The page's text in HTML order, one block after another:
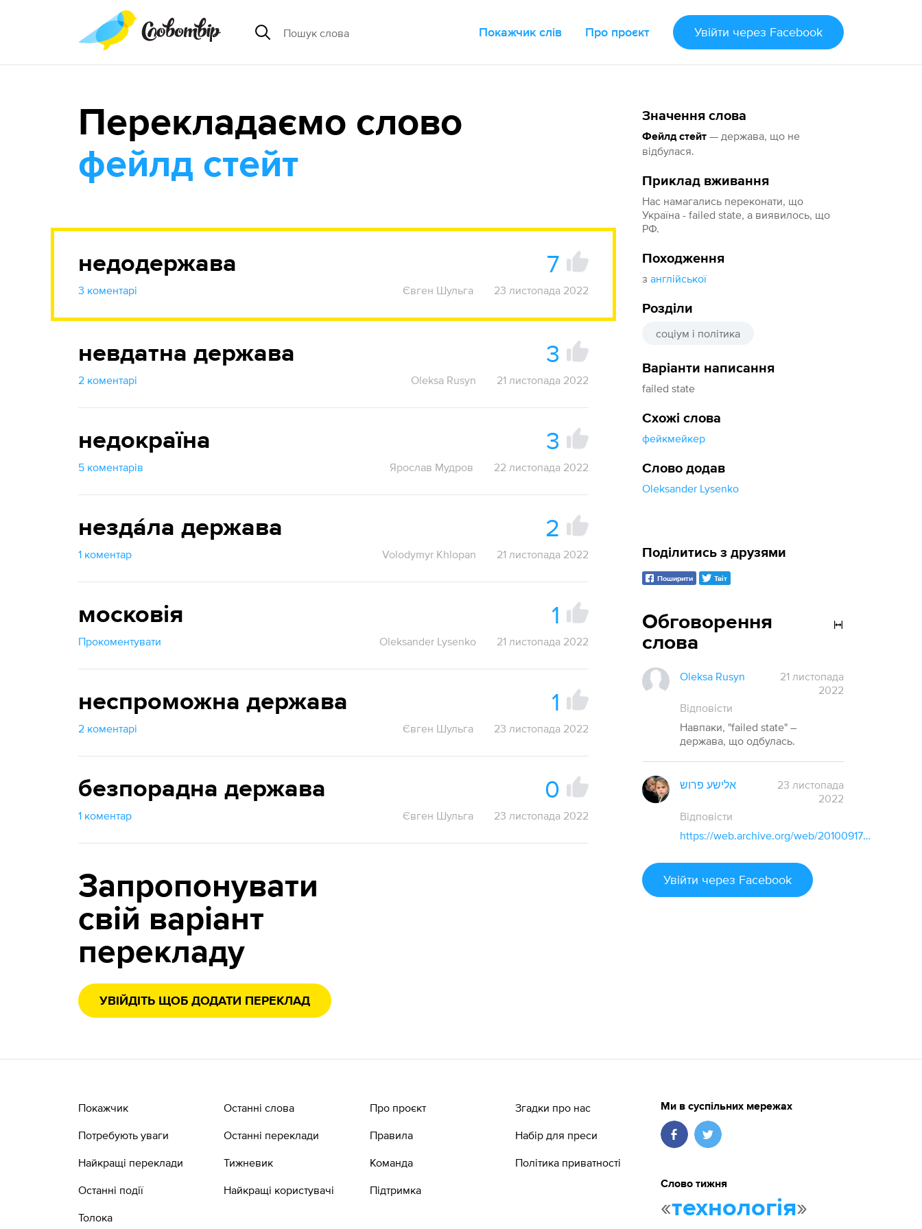
Покажчик слів Про проєкт Увійти через Facebook
Значення слова
Фейлд стейт — держава, що не
відбулася.
Приклад вживання
Нас намагались переконати, що
Україна - failed state, а виявилось, що
РФ.
Походження
занглійської
Розділи
соціум і політика
Варіанти написання
failed state
Схожі слова
фейкмейкер
Слово додав
Oleksander Lysenko
Перекладаємо слово
фейлд стейт
недодержава 7
3 коментарі Євген Шульга 23 листопада 2022
невдатна держава 3
2 коментарі Oleksa Rusyn 21 листопада 2022
недокраїна 3
5 коментарів Ярослав Мудров 22 листопада 2022
незда́ла держава 2
1 коментар Volodymyr Khlopan 21 листопада 2022
московія 1
Прокоментувати Oleksander Lysenko 21 листопада 2022
неспроможна держава 1
2 коментарі Євген Шульга 23 листопада 2022
безпорадна держава 0
1 коментар Євген Шульга 23 листопада 2022
Запропонувати
свій варіант
перекладу
УВІЙДІТЬ ЩОБ ДОДАТИ ПЕРЕКЛАД
Обговорення
слова
Oleksa Rusyn
21 листопада
2022
Відповісти
Навпаки, "failed state" –
держава, що одбулась.
אלישע פרוש
23 листопада
2022
Відповісти
https://web.archive.org/web/20100917161047/http://aidwatchers.com/2010/01/top-5-reasons-why-“failed-state”-is-a-failed-concept/
Увійти через Facebook
Поділитись з друзями
Поширити Твіт
Покажчик
Потребують уваги
Найкращі переклади
Останні події
Толока
Останні слова
Останні переклади
Тижневик
Найкращі користувачі
Про проєкт
Правила
Команда
Підтримка
Згадки про нас
Набір для преси
Політика приватності
Ми в суспільних мережах
Слово тижня
«технологія»